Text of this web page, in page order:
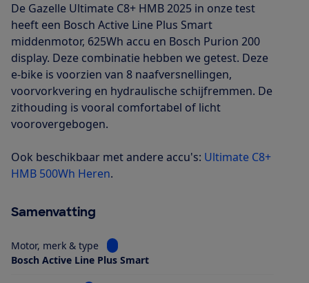
De Gazelle Ultimate C8+ HMB 2025 in onze test
heeft een Bosch Active Line Plus Smart
middenmotor, 625Wh accu en Bosch Purion 200
display. Deze combinatie hebben we getest. Deze
e-bike is voorzien van 8 naafversnellingen,
voorvorkvering en hydraulische schijfremmen. De
zithouding is vooral comfortabel of licht
voorovergebogen.
Ook beschikbaar met andere accu's: Ultimate C8+
HMB 500Wh Heren.
Samenvatting
Motor, merk & type
Bekijk informatie voor Motor, merk & type
Bosch Active Line Plus Smart